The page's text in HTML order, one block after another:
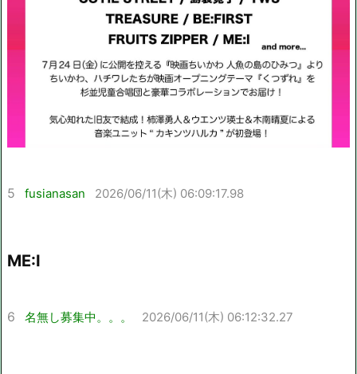
5 fusianasan 2026/06/11(木) 06:09:17.98
ME:I
6 名無し募集中。。。 2026/06/11(木) 06:12:32.27